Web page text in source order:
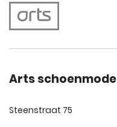
Arts schoenmode
Steenstraat 75